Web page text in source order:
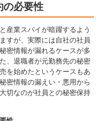
の必要性
産業スパイが暗躍するよう
すが、実際には自社の社員
密情報が漏れるケースが多
、退職者が元勤務先の秘密
を始めたというケースもあ
密情報の漏えい・悪用から
切なのが社員との秘密保持